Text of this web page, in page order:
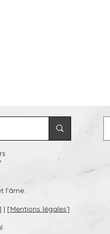
l’âme.
| [Mentions légales]